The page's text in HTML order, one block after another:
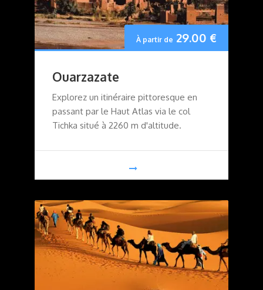
À partir de 29.00 €
Ouarzazate
Explorez un itinéraire pittoresque en
passant par le Haut Atlas via le col
Tichka situé à 2260 m d'altitude.